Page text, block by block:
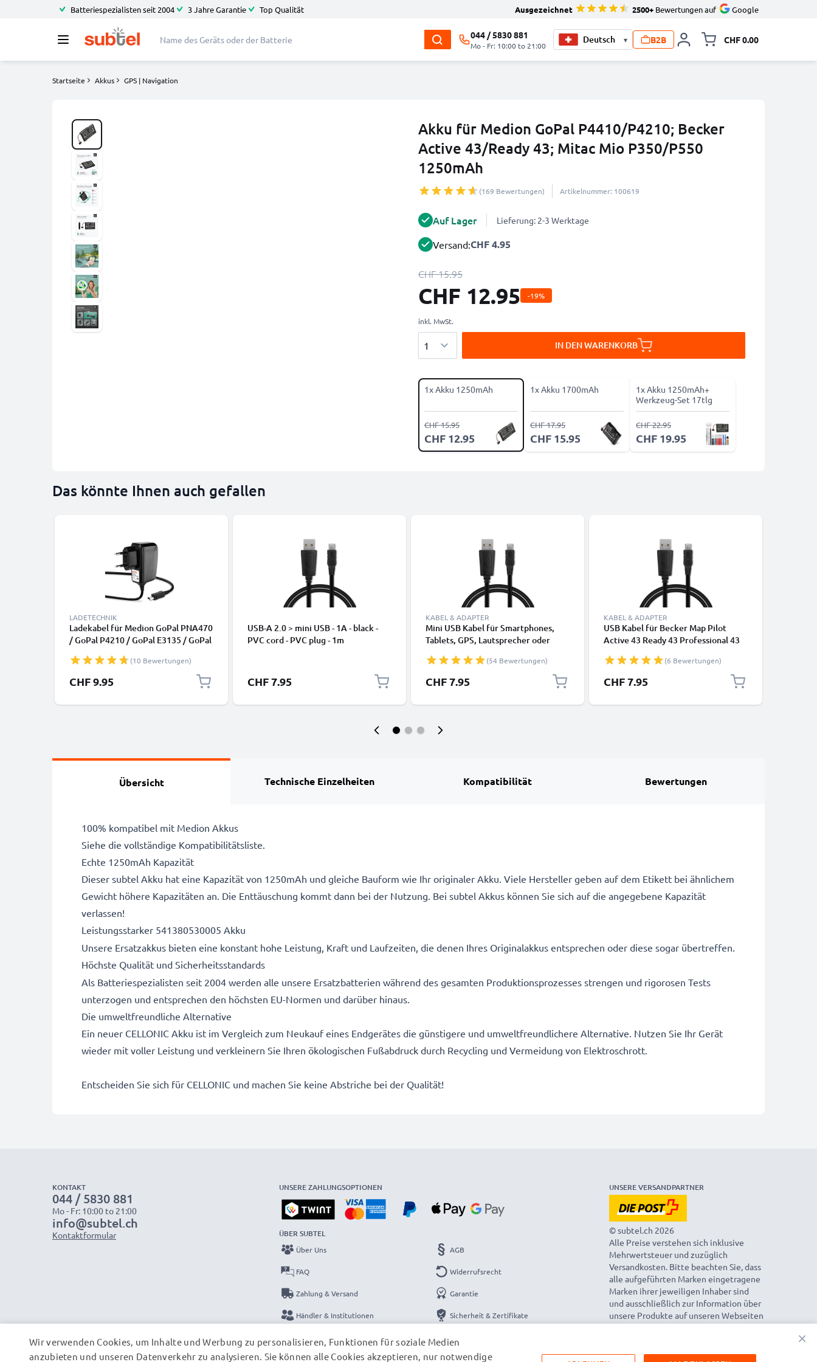
Batteriespezialisten seit 2004 3 Jahre Garantie Top Qualität Ausgezeichnet 2500+ Bewertungen auf Google
044 / 5830 881
Mo - Fr: 10:00 to 21:00
▾ B2B CHF 0.00
Startseite Akkus GPS | Navigation
Akku für Medion GoPal P4410/P4210; Becker
Active 43/Ready 43; Mitac Mio P350/P550
1250mAh
(169 Bewertungen) Artikelnummer: 100619
Auf Lager Lieferung: 2-3 Werktage
Versand:CHF 4.95
CHF 15.95
CHF 12.95 -19%
inkl. MwSt.
IN DEN WARENKORB
1x Akku 1250mAh
CHF 12.95
CHF 15.95
1x Akku 1700mAh
CHF 15.95
CHF 17.95
1x Akku 1250mAh+
Werkzeug-Set 17tlg
CHF 19.95
CHF 22.95
Das könnte Ihnen auch gefallen
LADETECHNIK
Ladekabel für Medion GoPal PNA470
/ GoPal P4210 / GoPal E3135 / GoPal
PNA210T GPS Navigator - Mini USB
Ladegerät , 1A / 1000mA Ladekabel
1.1m - Netzteil, Steckdose
(10 Bewertungen)
CHF 9.95
USB-A 2.0 > mini USB - 1A - black -
PVC cord - PVC plug - 1m
CHF 7.95
KABEL & ADAPTER
Mini USB Kabel für Smartphones,
Tablets, GPS, Lautsprecher oder
Datenkabel 1m 1A PVC schwarz
(54 Bewertungen)
CHF 7.95
KABEL & ADAPTER
USB Kabel für Becker Map Pilot
Active 43 Ready 43 Professional 43
Z099 - Ladekabel 1m 1A PVC
Datenkabel schwarz
(6 Bewertungen)
CHF 7.95
Übersicht Technische Einzelheiten Kompatibilität Bewertungen
100% kompatibel mit Medion Akkus
Siehe die vollständige Kompatibilitätsliste.
Echte 1250mAh Kapazität
Dieser subtel Akku hat eine Kapazität von 1250mAh und gleiche Bauform wie Ihr originaler Akku. Viele Hersteller geben auf dem Etikett bei ähnlichem
Gewicht höhere Kapazitäten an. Die Enttäuschung kommt dann bei der Nutzung. Bei subtel Akkus können Sie sich auf die angegebene Kapazität
verlassen!
Leistungsstarker 541380530005 Akku
Unsere Ersatzakkus bieten eine konstant hohe Leistung, Kraft und Laufzeiten, die denen Ihres Originalakkus entsprechen oder diese sogar übertreffen.
Höchste Qualität und Sicherheitsstandards
Als Batteriespezialisten seit 2004 werden alle unsere Ersatzbatterien während des gesamten Produktionsprozesses strengen und rigorosen Tests
unterzogen und entsprechen den höchsten EU-Normen und darüber hinaus.
Die umweltfreundliche Alternative
Ein neuer CELLONIC Akku ist im Vergleich zum Neukauf eines Endgerätes die günstigere und umweltfreundlichere Alternative. Nutzen Sie Ihr Gerät
wieder mit voller Leistung und verkleinern Sie Ihren ökologischen Fußabdruck durch Recycling und Vermeidung von Elektroschrott.
Entscheiden Sie sich für CELLONIC und machen Sie keine Abstriche bei der Qualität!
KONTAKT
044 / 5830 881
Mo - Fr: 10:00 to 21:00
info@subtel.ch
Kontaktformular
UNSERE ZAHLUNGSOPTIONEN
ÜBER SUBTEL
Über Uns
FAQ
Zahlung & Versand
Händler & Institutionen
Kataloge
Kontakt
AGB
Widerrufsrecht
Garantie
Sicherheit & Zertifikate
Impressum
UNSERE VERSANDPARTNER
© subtel.ch 2026
Alle Preise verstehen sich inklusive
Mehrwertsteuer und zuzüglich
Versandkosten. Bitte beachten Sie, dass
alle aufgeführten Marken eingetragene
Marken ihrer jeweiligen Inhaber sind
und ausschließlich zur Information über
unsere Produkte auf unseren Webseiten
genannt werden.
×
Wir verwenden Cookies, um Inhalte und Werbung zu personalisieren, Funktionen für soziale Medien
anzubieten und unseren Datenverkehr zu analysieren. Sie können alle Cookies akzeptieren, nur notwendige